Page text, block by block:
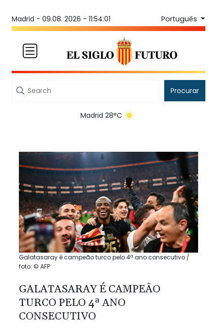
Madrid - 09.08. 2026 - 11:54:01 Português
Procurar
Madrid 28°C
Galatasaray é campeão turco pelo 4ª ano consecutivo /
foto: © AFP
GALATASARAY É CAMPEÃO
TURCO PELO 4ª ANO
CONSECUTIVO